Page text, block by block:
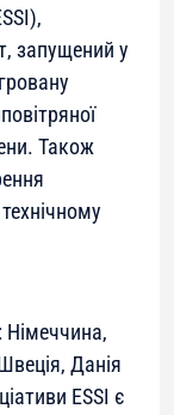
запущений у
Також
Німеччина,
Данія
ESSI є